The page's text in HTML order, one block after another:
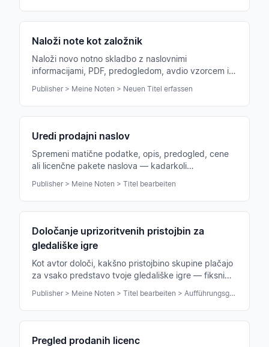
Naloži note kot založnik
Naloži novo notno skladbo z naslovnimi
informacijami, PDF, predogledom, avdio vzorcem in
notami.
Publisher > Meine Noten > Neuen Titel erfassen
Uredi prodajni naslov
Spremeni matične podatke, opis, predogled, cene
ali licenčne pakete naslova — kadarkoli
Publisher > Meine Noten > Titel bearbeiten
Določanje uprizoritvenih pristojbin za
gledališke igre
Kot avtor določi, kakšno pristojbino skupine plačajo
za vsako predstavo tvoje gledališke igre — fiksni
Publisher > Meine Noten > Titel bearbeiten > Aufführungsgebühren
Pregled prodanih licenc